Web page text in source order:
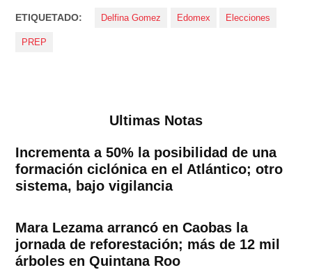
ETIQUETADO: Delfina Gomez Edomex Elecciones
PREP
Ultimas Notas
Incrementa a 50% la posibilidad de una
formación ciclónica en el Atlántico; otro
sistema, bajo vigilancia
Mara Lezama arrancó en Caobas la
jornada de reforestación; más de 12 mil
árboles en Quintana Roo